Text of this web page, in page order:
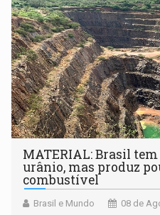
MATERIAL: Brasil
urânio, mas produz
combustível
Brasil e Mundo 08 de